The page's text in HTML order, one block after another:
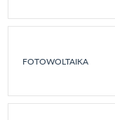
FOTOWOLTAIKA